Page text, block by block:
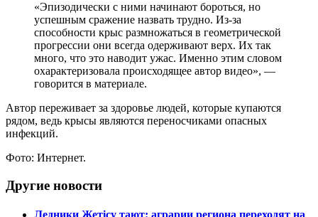
«Эпизодически с ними начинают бороться, но
успешным сражение назвать трудно. Из-за
способности крыс размножаться в геометрической
прогрессии они всегда одерживают верх. Их так
много, что это наводит ужас. Именно этим словом
охарактеризовала происходящее автор видео», —
говорится в материале.
Автор переживает за здоровье людей, которые купаются
рядом, ведь крысы являются переносчиками опасных
инфекций.
Фото: Интернет.
Другие новости